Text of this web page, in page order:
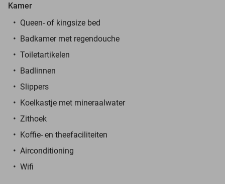
Kamer
Queen- of kingsize bed
Badkamer met regendouche
Toiletartikelen
Badlinnen
Slippers
Koelkastje met mineraalwater
Zithoek
Koffie- en theefaciliteiten
Airconditioning
Wifi